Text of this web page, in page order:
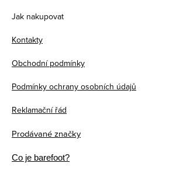
Jak nakupovat
Kontakty
Obchodní podmínky
Podmínky ochrany osobních údajů
Reklamační řád
Prodávané značky
Co je barefoot?